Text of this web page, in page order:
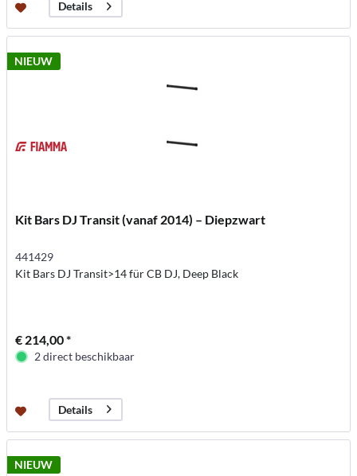
Details
NIEUW
Kit Bars DJ Transit (vanaf 2014) – Diepzwart
441429
Kit Bars DJ Transit>14 für CB DJ, Deep Black
€ 214,00 *
2 direct beschikbaar
Details
NIEUW